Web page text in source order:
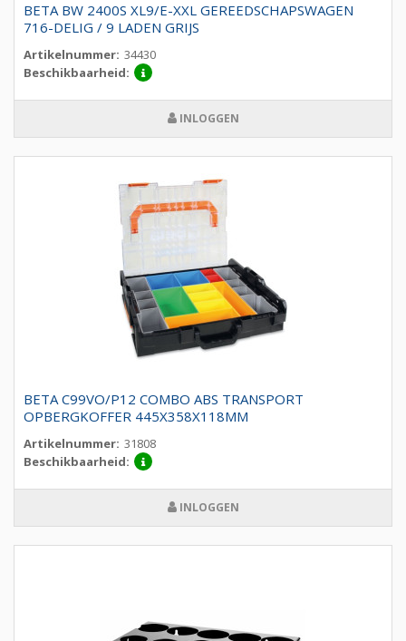
BETA BW 2400S XL9/E-XXL GEREEDSCHAPSWAGEN
716-DELIG / 9 LADEN GRIJS
Artikelnummer: 34430
Beschikbaarheid:
INLOGGEN
BETA C99VO/P12 COMBO ABS TRANSPORT
OPBERGKOFFER 445X358X118MM
Artikelnummer: 31808
Beschikbaarheid:
INLOGGEN